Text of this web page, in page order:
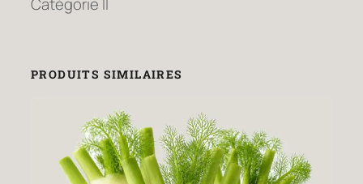
PRODUITS SIMILAIRES